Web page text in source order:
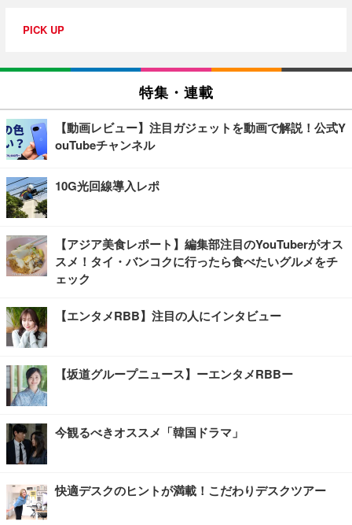
PICK UP
特集・連載
【動画レビュー】注目ガジェットを動画で解説！公式Y
ouTubeチャンネル
10G光回線導入レポ
【アジア美食レポート】編集部注目のYouTuberがオス
スメ！タイ・バンコクに行ったら食べたいグルメをチ
ェック
【エンタメRBB】注目の人にインタビュー
【坂道グループニュース】ーエンタメRBBー
今観るべきオススメ「韓国ドラマ」
快適デスクのヒントが満載！こだわりデスクツアー